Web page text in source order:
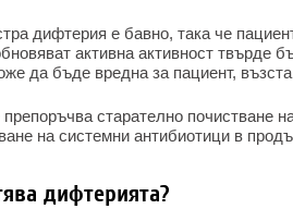
дифтерия е бавно, така че
активна активност твърде
да бъде вредна за пациент,
старателно почистване
на системни антибиотици в
дифтерията?